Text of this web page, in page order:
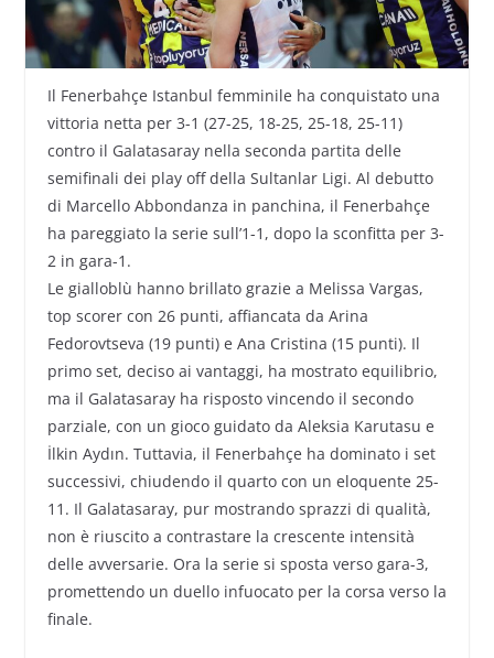
Il Fenerbahçe Istanbul femminile ha conquistato una
vittoria netta per 3-1 (27-25, 18-25, 25-18, 25-11)
contro il Galatasaray nella seconda partita delle
semifinali dei play off della Sultanlar Ligi. Al debutto
di Marcello Abbondanza in panchina, il Fenerbahçe
ha pareggiato la serie sull’1-1, dopo la sconfitta per 3-
2 in gara-1.
Le gialloblù hanno brillato grazie a Melissa Vargas,
top scorer con 26 punti, affiancata da Arina
Fedorovtseva (19 punti) e Ana Cristina (15 punti). Il
primo set, deciso ai vantaggi, ha mostrato equilibrio,
ma il Galatasaray ha risposto vincendo il secondo
parziale, con un gioco guidato da Aleksia Karutasu e
İlkin Aydın. Tuttavia, il Fenerbahçe ha dominato i set
successivi, chiudendo il quarto con un eloquente 25-
11. Il Galatasaray, pur mostrando sprazzi di qualità,
non è riuscito a contrastare la crescente intensità
delle avversarie. Ora la serie si sposta verso gara-3,
promettendo un duello infuocato per la corsa verso la
finale.